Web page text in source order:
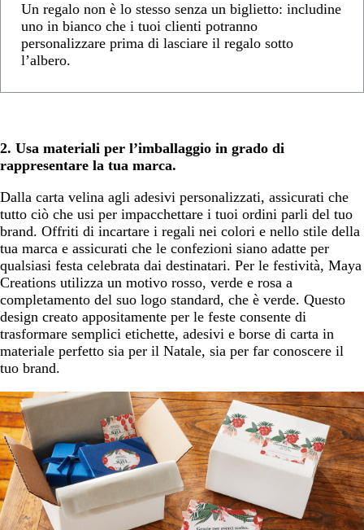
Un regalo non è lo stesso senza un biglietto: includine
uno in bianco che i tuoi clienti potranno
personalizzare prima di lasciare il regalo sotto
l’albero.
2. Usa materiali per l’imballaggio in grado di
rappresentare la tua marca.
Dalla carta velina agli adesivi personalizzati, assicurati che
tutto ciò che usi per impacchettare i tuoi ordini parli del tuo
brand. Offriti di incartare i regali nei colori e nello stile della
tua marca e assicurati che le confezioni siano adatte per
qualsiasi festa celebrata dai destinatari. Per le festività, Maya
Creations utilizza un motivo rosso, verde e rosa a
completamento del suo logo standard, che è verde. Questo
design creato appositamente per le feste consente di
trasformare semplici etichette, adesivi e borse di carta in
materiale perfetto sia per il Natale, sia per far conoscere il
tuo brand.